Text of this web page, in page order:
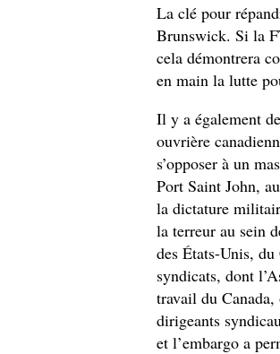
La clé pour
Brunswick. Si la
cela démontrera
en main la lutte
Il y a également
ouvrière
s’opposer à un
Port Saint John,
la dictature
la terreur au sein
des États-Unis,
syndicats, dont
travail du Canada,
dirigeants
et l’embargo a